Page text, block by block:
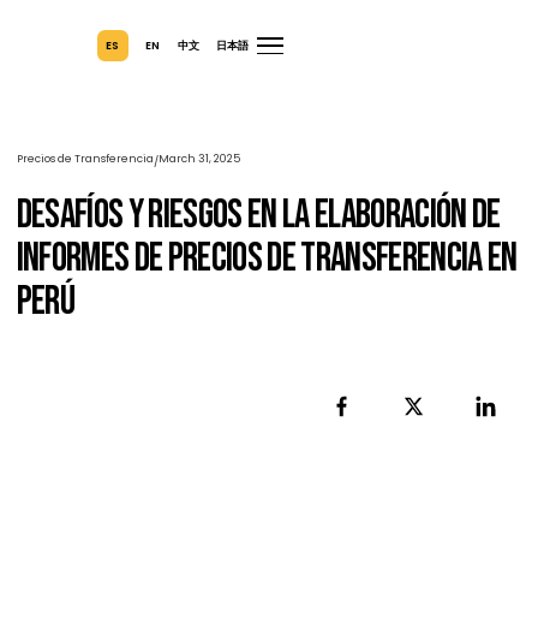
中文 日本語
Desafíos Y Riesgos En La Elaboración
Informes De Precios De